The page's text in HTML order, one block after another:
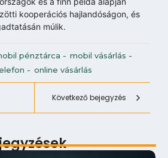
kooperációs hajlandóságon, és
múlik.
pénztárca - mobil vásárlás -
- online vásárlás
Következő bejegyzés